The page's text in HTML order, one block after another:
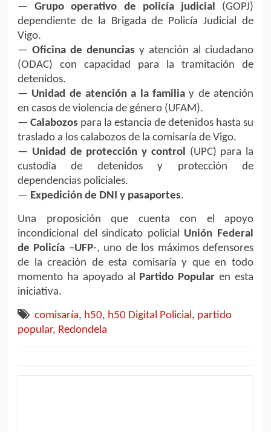
—Grupo operativo de policía judicial (GOPJ)
dependiente de la Brigada de Policía Judicial de
Vigo.
— Oficina de denuncias y atención al ciudadano
(ODAC) con capacidad para la tramitación de
detenidos.
— Unidad de atención a la familia y de atención
en casos de violencia de género (UFAM).
— Calabozos para la estancia de detenidos hasta su
traslado a los calabozos de la comisaría de Vigo.
— Unidad de protección y control (UPC) para la
custodia de detenidos y protección de
dependencias policiales.
— Expedición de DNI y pasaportes.
Una proposición que cuenta con el apoyo
incondicional del sindicato policial Unión Federal
de Policía –UFP-, uno de los máximos defensores
de la creación de esta comisaría y que en todo
momento ha apoyado al Partido Popular en esta
iniciativa.
comisaría, h50, h50 Digital Policial, partido
popular, Redondela